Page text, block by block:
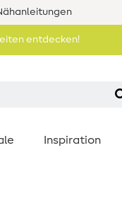
entdecken!
Inspiration